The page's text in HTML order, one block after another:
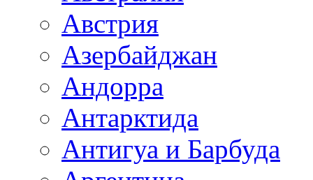
Австрия
Азербайджан
Андорра
Антарктида
Антигуа и Барбуда